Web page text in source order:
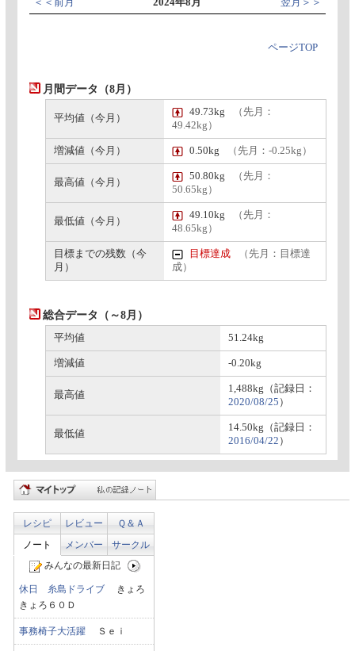
＜＜前月 2024年8月 翌月＞＞
ページTOP
月間データ（8月）
平均値（今月）
49.73kg
（先月：
49.42kg）
増減値（今月） 0.50kg （先月：-0.25kg）
最高値（今月）
50.80kg
（先月：
50.65kg）
最低値（今月）
49.10kg
（先月：
48.65kg）
目標までの残数（今
月）
目標達成
（先月：目標達
成）
総合データ（～8月）
平均値 51.24kg
増減値 -0.20kg
最高値
1,488kg（記録日：
2020/08/25 ）
最低値
14.50kg（記録日：
2016/04/22 ）
レシピ レビュー
Ｑ＆Ａ
ノート
メンバー
サークル
みんなの最新日記
休日 糸島ドライブ きょろ
きょろ６０Ｄ
事務椅子大活躍 Ｓｅｉ